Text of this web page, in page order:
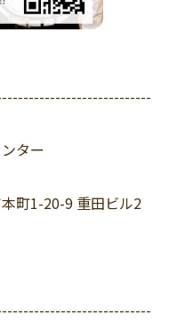
ター
町1-20-9 重田ビル2